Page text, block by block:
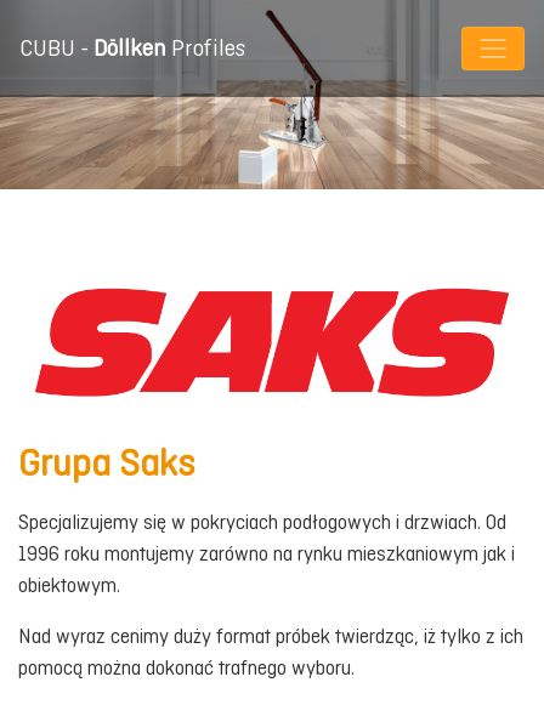
CUBU - Döllken Profiles
Grupa Saks
Specjalizujemy się w pokryciach podłogowych i drzwiach. Od
1996 roku montujemy zarówno na rynku mieszkaniowym jak i
obiektowym.
Nad wyraz cenimy duży format próbek twierdząc, iż tylko z ich
pomocą można dokonać trafnego wyboru.